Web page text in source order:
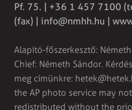
Pf. 75. | +36 1 457 7100
(fax) | info@nmhh.hu |
Alapító-főszerkesztő:
Chief: Németh Sándor.
meg címünkre:
the AP photo service may
redistributed without the